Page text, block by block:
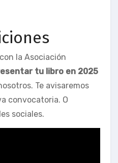
la Asociación
tu libro en 2025
Te avisaremos
convocatoria. O
sociales.